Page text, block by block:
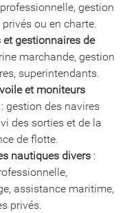
gestion
ou en charte.
et gestionnaires de
marchande, gestion
superintendants.
et moniteurs
: gestion des navires
des sorties et de la
de flotte.
nautiques divers :
assistance maritime,
privés.